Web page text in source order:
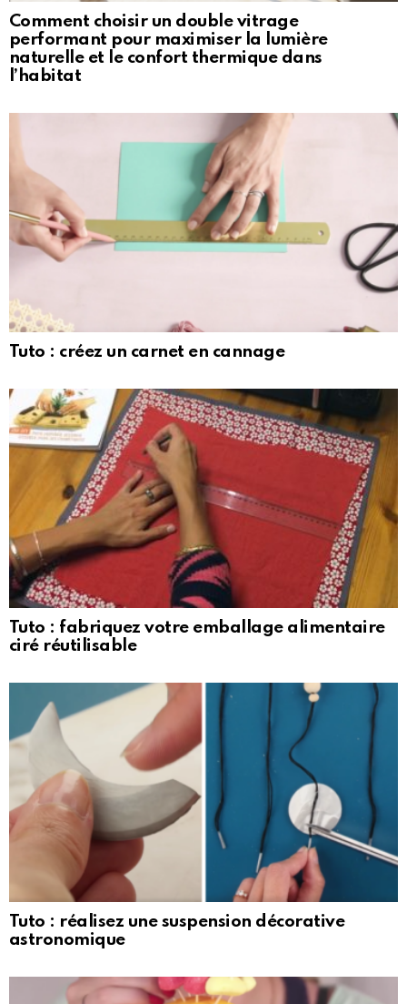
Comment choisir un double vitrage
performant pour maximiser la lumière
naturelle et le confort thermique dans
l’habitat
Tuto : créez un carnet en cannage
Tuto : fabriquez votre emballage alimentaire
ciré réutilisable
Tuto : réalisez une suspension décorative
astronomique